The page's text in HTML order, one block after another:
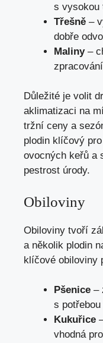
s vysokou
Třešně –
dobře
Maliny–
Důležité je volit
aklimatizaci na
tržní ceny a
plodin klíčový
ovocných keřů a
pestrost úrody.
Obiloviny
Obiloviny tvoří
a několik plodin
klíčové obiloviny
Pšenice –
s
Kukuřice
vhodná